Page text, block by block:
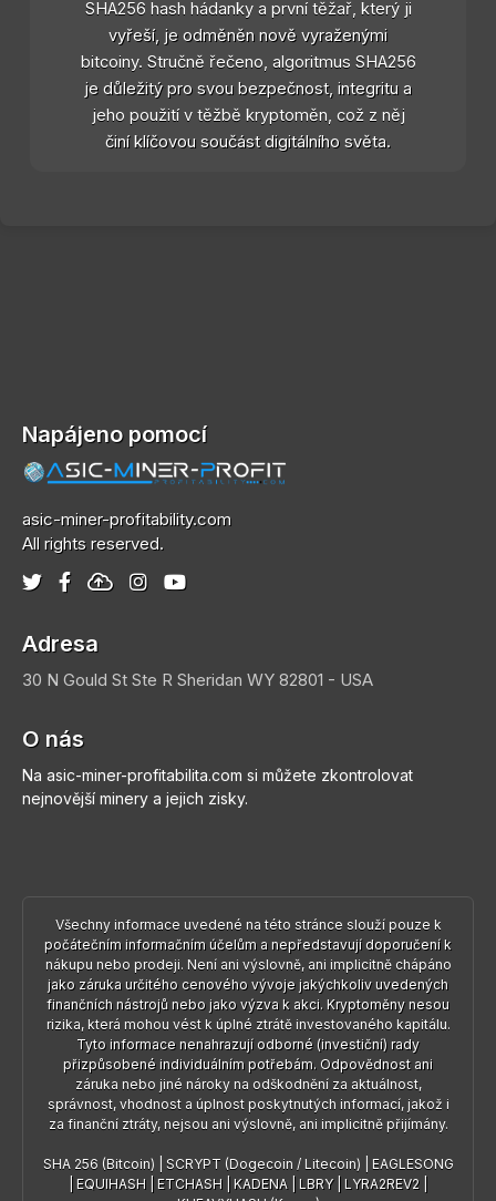
SHA256 hash hádanky a první těžař, který ji
vyřeší, je odměněn nově vyraženými
bitcoiny. Stručně řečeno, algoritmus SHA256
je důležitý pro svou bezpečnost, integritu a
jeho použití v těžbě kryptoměn, což z něj
činí klíčovou součást digitálního světa.
Napájeno pomocí
asic-miner-profitability.com
All rights reserved.
Adresa
30 N Gould St Ste R Sheridan WY 82801 - USA
O nás
Na asic-miner-profitabilita.com si můžete zkontrolovat
nejnovější minery a jejich zisky.
Všechny informace uvedené na této stránce slouží pouze k
počátečním informačním účelům a nepředstavují doporučení k
nákupu nebo prodeji. Není ani výslovně, ani implicitně chápáno
jako záruka určitého cenového vývoje jakýchkoliv uvedených
finančních nástrojů nebo jako výzva k akci. Kryptoměny nesou
rizika, která mohou vést k úplné ztrátě investovaného kapitálu.
Tyto informace nenahrazují odborné (investiční) rady
přizpůsobené individuálním potřebám. Odpovědnost ani
záruka nebo jiné nároky na odškodnění za aktuálnost,
správnost, vhodnost a úplnost poskytnutých informací, jakož i
za finanční ztráty, nejsou ani výslovně, ani implicitně přijímány.
SHA 256 (Bitcoin) SCRYPT (Dogecoin / Litecoin)
EAGLESONG
EQUIHASH ETCHASH KADENA LBRY| LYRA2REV2